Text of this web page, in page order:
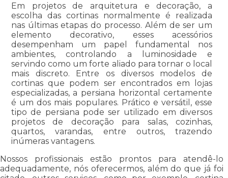
Em projetos de arquitetura e decoração, a
escolha das cortinas normalmente é realizada
nas últimas etapas do processo. Além de ser um
elemento decorativo, esses acessórios
desempenham um papel fundamental nos
ambientes, controlando a luminosidade e
servindo como um forte aliado para tornar o local
mais discreto. Entre os diversos modelos de
cortinas que podem ser encontrados em lojas
especializadas, a persiana horizontal certamente
é um dos mais populares. Prático e versátil, esse
tipo de persiana pode ser utilizado em diversos
projetos de decoração para salas, cozinhas,
quartos, varandas, entre outros, trazendo
inúmeras vantagens.
Nossos profissionais estão prontos para atendê-lo
adequadamente, nós oferecermos, além do que já foi